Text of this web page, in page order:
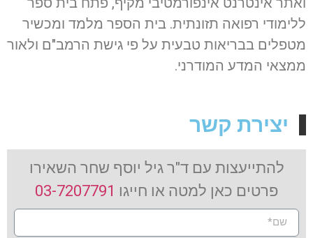
ללימודי רפואה תזונתית. בית הספר מלמד ומכשיר
מטפלים בבריאות טבעית על פי גישת הרמב"ם ולאור
ממצאי המדע המודרני.
יצירת קשר
להתייעצות עם ד"ר גיל יוסף שחר השאירו
פרטים כאן למטה או חייגו 03-7207791